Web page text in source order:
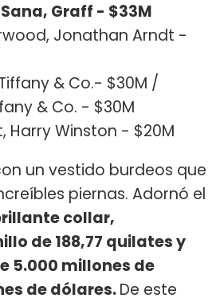
Graff - $33M
Jonathan Arndt -
& Co.- $30M /
& Co. - $30M
Harry Winston - $20M
un vestido burdeos que
piernas. Adornó el
collar,
de 188,77 quilates y
5.000 millones de
de dólares.De este